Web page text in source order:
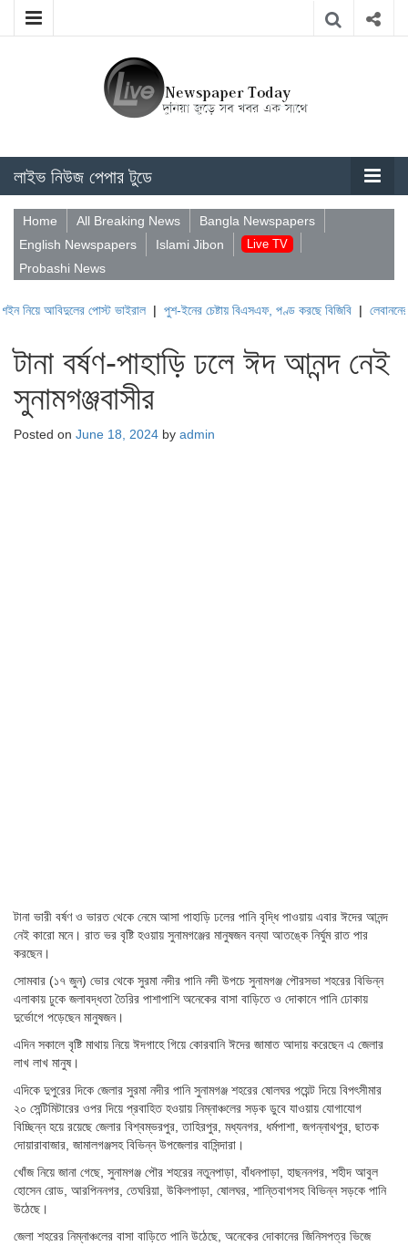
লাইভ নিউজ পেপার টুডে
Home All Breaking News
Bangla Newspapers
English Newspapers
Islami Jibon Live TV
Probashi News
পোস্ট ভাইরাল| পুশ-ইনের চেষ্টায় বিএসএফ, পণ্ড করছে বিজিবি|লেবাননের
টানা বর্ষণ-পাহাড়ি ঢলে ঈদ আনন্দ নেই
সুনামগঞ্জবাসীর
Posted on June 18, 2024 by admin
টানা ভারী বর্ষণ ও ভারত থেকে নেমে আসা পাহাড়ি ঢলের পানি বৃদ্ধি পাওয়ায় এবার ঈদের আনন্দ
নেই কারো মনে। রাত ভর বৃষ্টি হওয়ায় সুনামগঞ্জের মানুষজন বন্যা আতঙ্কে নির্ঘুম রাত পার
করছেন।
সোমবার (১৭ জুন) ভোর থেকে সুরমা নদীর পানি নদী উপচে সুনামগঞ্জ পৌরসভা শহরের বিভিন্ন
এলাকায় ঢুকে জলাবদ্ধতা তৈরির পাশাপাশি অনেকের বাসা বাড়িতে ও দোকানে পানি ঢোকায়
দুর্ভোগে পড়েছেন মানুষজন।
এদিন সকালে বৃষ্টি মাথায় নিয়ে ঈদগাহে গিয়ে কোরবানি ঈদের জামাত আদায় করেছেন এ জেলার
লাখ লাখ মানুষ।
এদিকে দুপুরের দিকে জেলার সুরমা নদীর পানি সুনামগঞ্জ শহরের ষোলঘর পয়েন্ট দিয়ে বিপৎসীমার
২০ সেন্টিমিটারের ওপর দিয়ে প্রবাহিত হওয়ায় নিম্নাঞ্চলের সড়ক ডুবে যাওয়ায় যোগাযোগ
বিচ্ছিন্ন হয়ে রয়েছে জেলার বিশ্বম্ভরপুর, তাহিরপুর, মধ্যনগর, ধর্মপাশা, জগন্নাথপুর, ছাতক
দোয়ারাবাজার, জামালগঞ্জসহ বিভিন্ন উপজেলার বাসিন্দারা।
খোঁজ নিয়ে জানা গেছে, সুনামগঞ্জ পৌর শহরের নতুনপাড়া, বাঁধনপাড়া, হাছননগর, শহীদ আবুল
হোসেন রোড, আরপিননগর, তেঘরিয়া, উকিলপাড়া, ষোলঘর, শান্তিবাগসহ বিভিন্ন সড়কে পানি
উঠেছে।
জেলা শহরের নিম্নাঞ্চলের বাসা বাড়িতে পানি উঠেছে, অনেকের দোকানের জিনিসপত্র ভিজে